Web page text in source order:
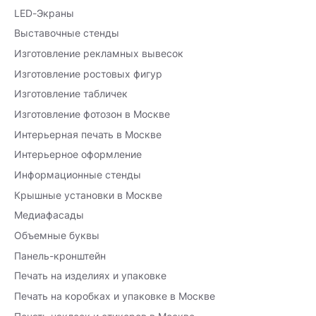
LED-Экраны
Выставочные стенды
Изготовление рекламных вывесок
Изготовление ростовых фигур
Изготовление табличек
Изготовление фотозон в Москве
Интерьерная печать в Москве
Интерьерное оформление
Информационные стенды
Крышные установки в Москве
Медиафасады
Объемные буквы
Панель-кронштейн
Печать на изделиях и упаковке
Печать на коробках и упаковке в Москве